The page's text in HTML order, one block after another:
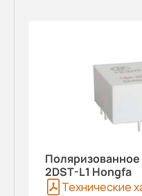
Поляризованное
2DST-L1 Hongfa
Технические